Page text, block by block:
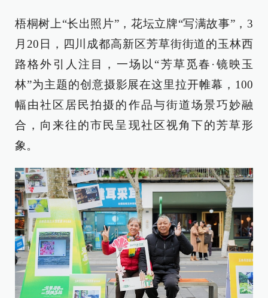
梧桐树上“长出照片”，花坛立牌“写满故事”，3
月20日，四川成都高新区芳草街街道的玉林西
路格外引人注目，一场以“芳草觅春·镜映玉
林”为主题的创意摄影展在这里拉开帷幕，100
幅由社区居民拍摄的作品与街道场景巧妙融
合，向来往的市民呈现社区视角下的芳草形
象。